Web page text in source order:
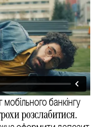
банкінгу
розслабитися.